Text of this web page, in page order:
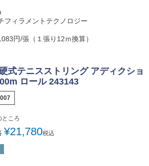
フィラメントテクノロジー
円/張（１張り12ｍ換算）
式テニスストリング アディクショ
ロール 243143
ところ
¥21,780税込